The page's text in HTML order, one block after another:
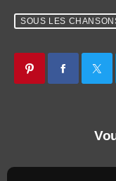
SOUS LES